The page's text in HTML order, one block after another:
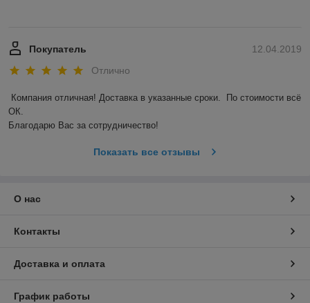
12.04.2019
Покупатель
Отлично
Компания отличная! Доставка в указанные сроки.  По стоимости всё
ОК.
Благодарю Вас за сотрудничество!
Показать все отзывы
О нас
Контакты
Доставка и оплата
График работы